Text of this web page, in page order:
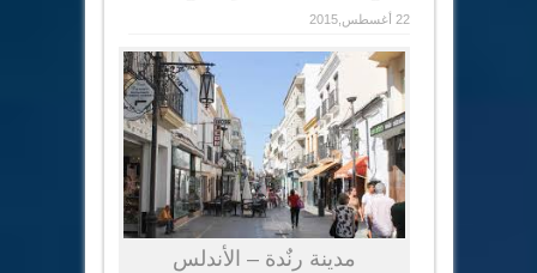
22 أغسطس,2015
مدينة رنٌدة – الأندلس